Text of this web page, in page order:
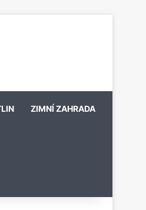
ZIMNÍ ZAHRADA